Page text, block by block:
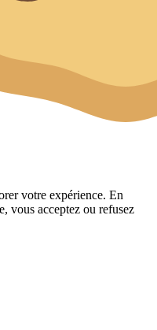
votre expérience. En
vous acceptez ou refusez